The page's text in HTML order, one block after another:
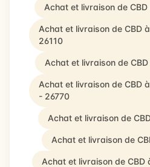
Achat et livraison de
Achat et livraison de CBD
26110
Achat et livraison de
Achat et livraison de CBD
- 26770
Achat et livraison de
Achat et livraison de
Achat et livraison de